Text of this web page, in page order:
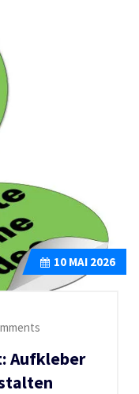
10 MAI 2026
Aufkleber